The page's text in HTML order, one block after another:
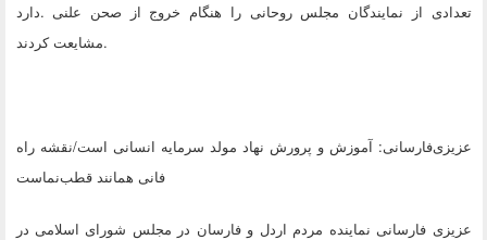
دارد.تعدادی از نمایندگان مجلس روحانی را هنگام خروج از صحن علنی
مشایعت کردند.
عزیزی‌فارسانی: آموزش و پرورش نهاد مولد سرمایه انسانی است/نقشه راه
فانی همانند قطب‌نماست
عزیزی فارسانی نماینده مردم اردل و فارسان در مجلس شورای اسلامی در